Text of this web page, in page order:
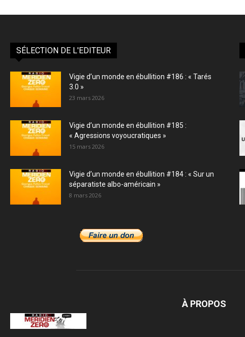
SÉLECTION DE L'EDITEUR
Vigie d’un monde en ébullition #186 : « Tarés
3.0 »
23 mars 2026
Vigie d’un monde en ébullition #185 :
« Agressions voyoucratiques »
15 mars 2026
Vigie d’un monde en ébullition #184 : « Sur un
séparatiste albo-américain »
8 mars 2026
À PROPOS